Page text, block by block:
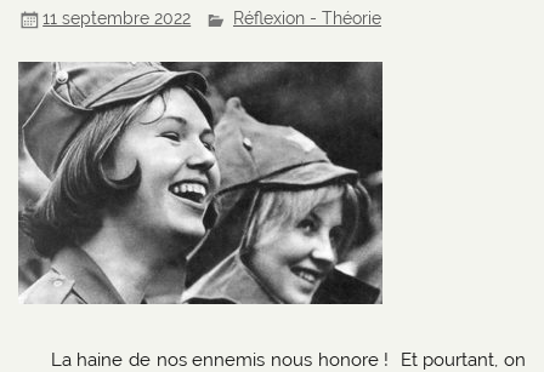
11 septembre 2022 Réflexion - Théorie
La haine de nos ennemis nous honore ! Et pourtant, on